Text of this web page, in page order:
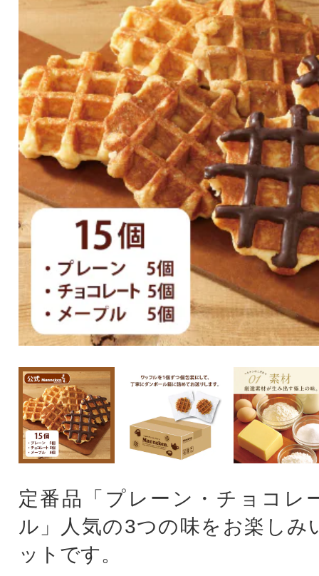
定番品「プレーン・チョコレ
ル」人気の3つの味をお楽しみ
ットです。